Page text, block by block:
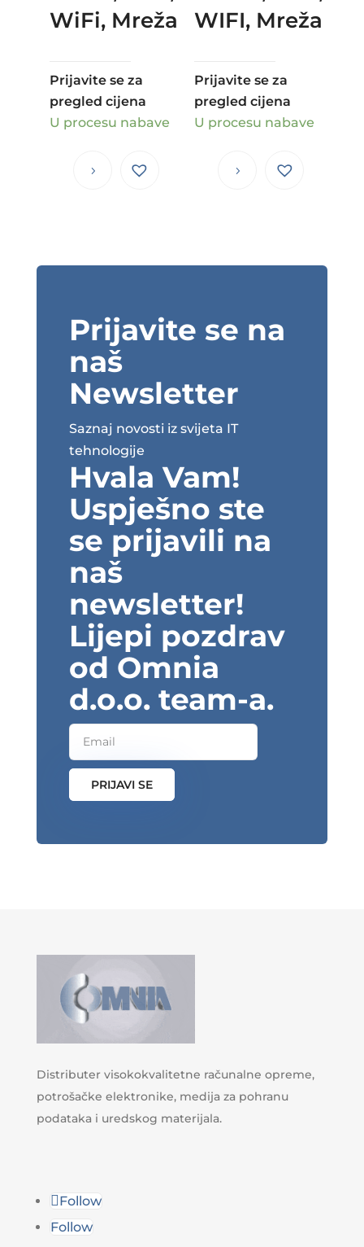
WiFi, Mreža
Prijavite se za
pregled cijena
U procesu nabave
WIFI, Mreža
Prijavite se za
pregled cijena
U procesu nabave
Prijavite se na
naš
Newsletter
Saznaj novosti iz svijeta IT
tehnologije
Hvala Vam!
Uspješno ste
se prijavili na
naš
newsletter!
Lijepi pozdrav
od Omnia
d.o.o. team-a.
PRIJAVI SE
Distributer visokokvalitetne računalne opreme,
potrošačke elektronike, medija za pohranu
podataka i uredskog materijala.
Follow
Follow